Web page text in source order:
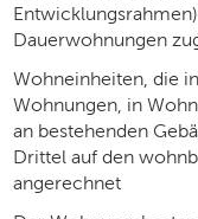
Dauerwohnungen
Wohneinheiten, die
Wohnungen, in
an bestehenden
Drittel auf den
angerechnet